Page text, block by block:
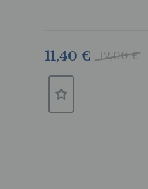
12,00 €
11,40 €